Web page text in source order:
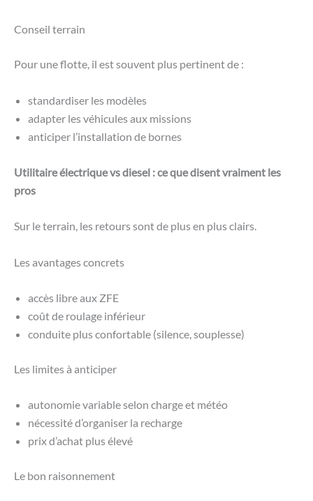
Conseil terrain
Pour une flotte, il est souvent plus pertinent de :
standardiser les modèles
adapter les véhicules aux missions
anticiper l’installation de bornes
Utilitaire électrique vs diesel : ce que disent vraiment les
pros
Sur le terrain, les retours sont de plus en plus clairs.
Les avantages concrets
accès libre aux ZFE
coût de roulage inférieur
conduite plus confortable (silence, souplesse)
Les limites à anticiper
autonomie variable selon charge et météo
nécessité d’organiser la recharge
prix d’achat plus élevé
Le bon raisonnement